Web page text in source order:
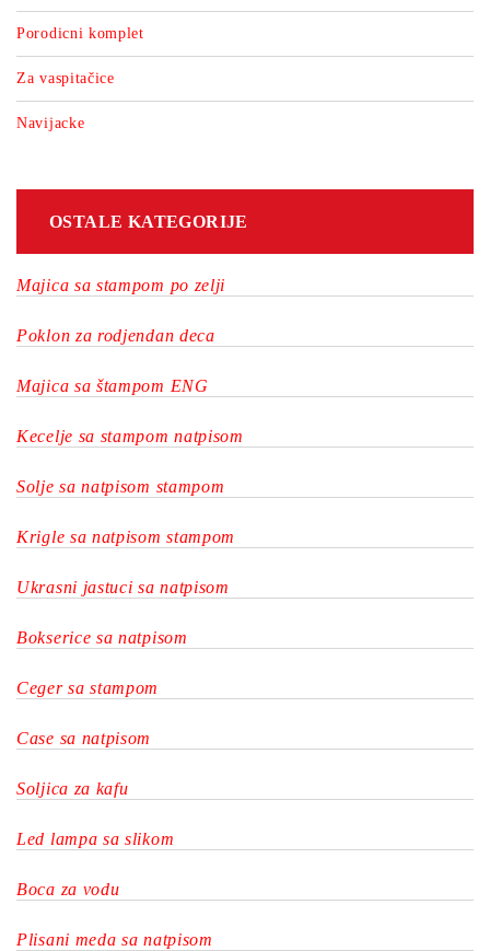
Porodicni komplet
Za vaspitačice
Navijacke
OSTALE KATEGORIJE
Majica sa stampom po zelji
Poklon za rodjendan deca
Majica sa štampom ENG
Kecelje sa stampom natpisom
Solje sa natpisom stampom
Krigle sa natpisom stampom
Ukrasni jastuci sa natpisom
Bokserice sa natpisom
Ceger sa stampom
Case sa natpisom
Soljica za kafu
Led lampa sa slikom
Boca za vodu
Plisani meda sa natpisom